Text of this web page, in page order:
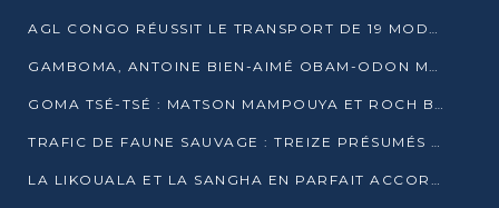
AGL CONGO RÉUSSIT LE TRANSPORT DE 19 MODULES HORS GABARIT ENTRE POINTE-NOIRE ET BRAZZAVILLE
GAMBOMA, ANTOINE BIEN-AIMÉ OBAM-ODON MOBILISE LES 32 148 ÉLECTEURS EN FAVEUR DE DENIS SASSOU NGUESSO
GOMA TSÉ-TSÉ : MATSON MAMPOUYA ET ROCH BREDIN BISSALA NKOUNKOU EN CAMPAGNE DE PROXIMITÉ
TRAFIC DE FAUNE SAUVAGE : TREIZE PRÉSUMÉS TRAFIQUANTS INTERPELLÉS AU CONGO EN 2025
LA LIKOUALA ET LA SANGHA EN PARFAIT ACCORD AVEC LE PROJET DE SOCIÉTÉ DU CANDIDAT DENIS SASSOU-N’GUESSO